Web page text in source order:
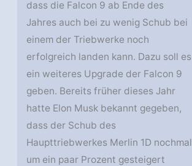
dass die Falcon 9 ab Ende des
Jahres auch bei zu wenig Schub bei
einem der Triebwerke noch
erfolgreich landen kann. Dazu soll es
ein weiteres Upgrade der Falcon 9
geben. Bereits früher dieses Jahr
hatte Elon Musk bekannt gegeben,
dass der Schub des
Haupttriebwerkes Merlin 1D nochmal
um ein paar Prozent gesteigert